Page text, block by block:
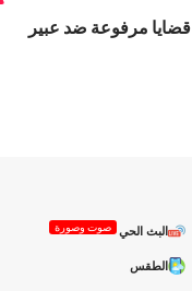
الطعن بالتعقيب في 3 قضايا مرفوعة ضد عبير
البث الحي صوت وصورة
الطقس